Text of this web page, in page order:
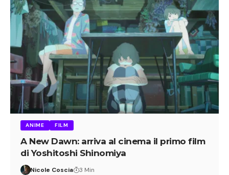
ANIME FILM
A New Dawn: arriva al cinema il primo film
di Yoshitoshi Shinomiya
Nicole Coscia 3 Min